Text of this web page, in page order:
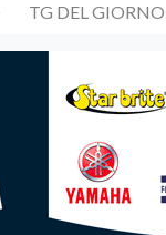
TG DEL GIORNO